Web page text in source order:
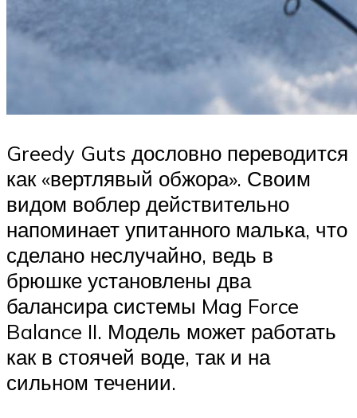
Greedy Guts дословно переводится
как «вертлявый обжора». Своим
видом воблер действительно
напоминает упитанного малька, что
сделано неслучайно, ведь в
брюшке установлены два
балансира системы Mag Force
Balance II. Модель может работать
как в стоячей воде, так и на
сильном течении.